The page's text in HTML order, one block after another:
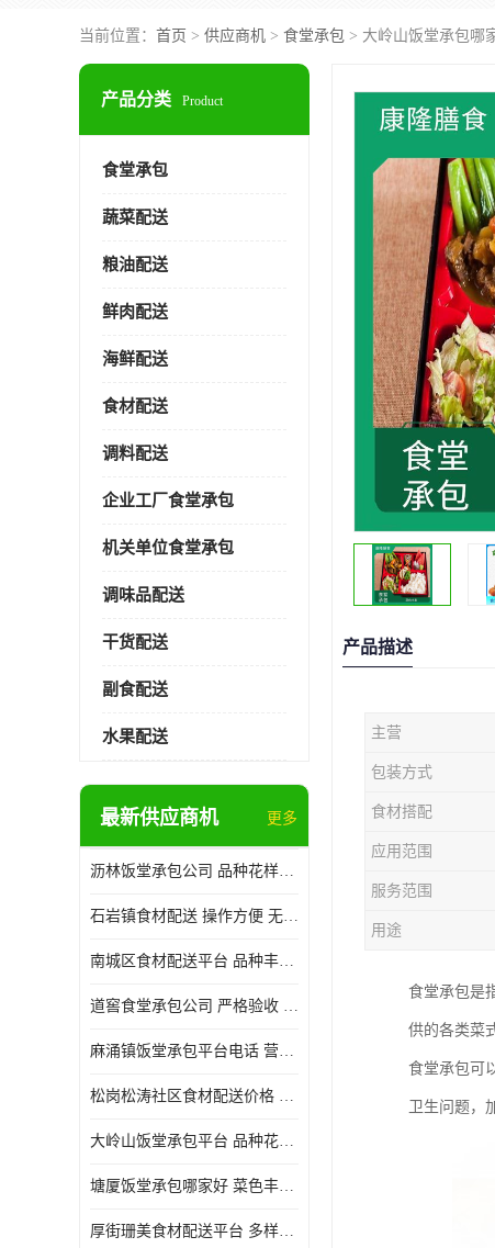
当前位置： 首页 > 供应商机 > 食堂承包 > 大岭山饭堂承包哪
产品分类 Product
食堂承包
蔬菜配送
粮油配送
鲜肉配送
海鲜配送
食材配送
调料配送
企业工厂食堂承包
机关单位食堂承包
调味品配送
干货配送
副食配送
水果配送
最新供应商机 更多
沥林饭堂承包公司 品种花样丰富 提高员工饮食质量
石岩镇食材配送 操作方便 无需亲自管理
南城区食材配送平台 品种丰富 配送时间较短
道窖食堂承包公司 严格验收 维持供膳品质稳定
麻涌镇饭堂承包平台电话 营养均衡 定期推出新菜式
松岗松涛社区食材配送价格 搭配均匀 菜式品种类别多
大岭山饭堂承包平台 品种花样丰富 定期推出新菜式
塘厦饭堂承包哪家好 菜色丰富 大幅度降低食材成本
厚街珊美食材配送平台 多样化选择 提高膳食质量
产品描述
主营
包装方式
食材搭配
应用范围
服务范围
用途
食堂承包是
供的各类菜
食堂承包可
卫生问题，